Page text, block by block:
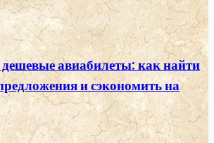
авиабилеты: как найти
и сэкономить на